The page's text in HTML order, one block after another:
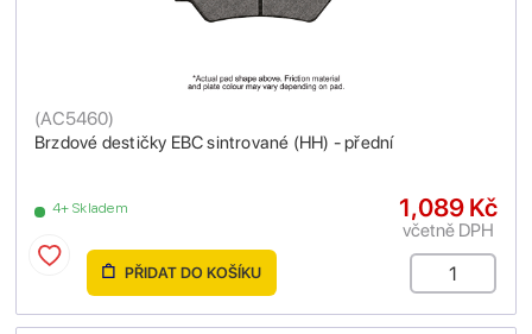
Brzdové destičky EBC sintrované (HH) - přední
(AC5460)
4+ Skladem 1,089 Kč
včetně DPH
PŘIDAT DO KOŠÍKU